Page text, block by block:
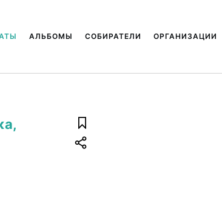
АЛЬБОМЫ СОБИРАТЕЛИ ОРГАНИЗАЦИИ